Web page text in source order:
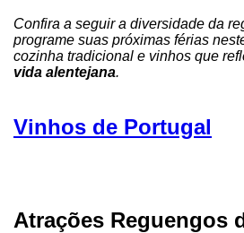
Confira a seguir a diversidade da
programe suas próximas férias
cozinha tradicional e vinhos que
vida alentejana.
Vinhos de Portugal
Atrações Reguengos